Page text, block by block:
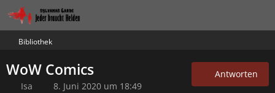
Bibliothek
WoW Comics
Isa 8. Juni 2020 um 18:49
Antworten